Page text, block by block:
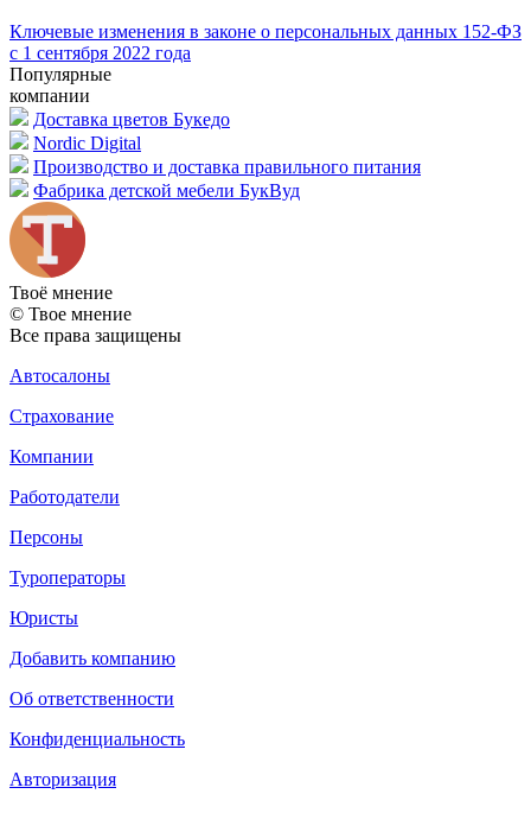
Ключевые изменения в законе о персональных данных 152-ФЗ
с 1 сентября 2022 года
Популярные
компании
Доставка цветов Букедо
Nordic Digital
Производство и доставка правильного питания
Фабрика детской мебели БукВуд
Твоё мнение
© Твое мнение
Все права защищены
Автосалоны
Страхование
Компании
Работодатели
Персоны
Туроператоры
Юристы
Добавить компанию
Об ответственности
Конфиденциальность
Авторизация